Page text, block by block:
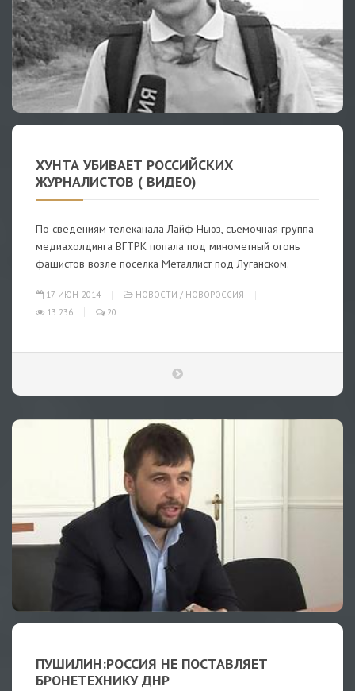
ХУНТА УБИВАЕТ РОССИЙСКИХ
ЖУРНАЛИСТОВ ( ВИДЕО)
По сведениям телеканала Лайф Ньюз, съемочная группа
медиахолдинга ВГТРК попала под минометный огонь
фашистов возле поселка Металлист под Луганском.
17-ИЮН-2014 НОВОСТИ / НОВОРОССИЯ
13 236
20
ПУШИЛИН:РОССИЯ НЕ ПОСТАВЛЯЕТ
БРОНЕТЕХНИКУ ДНР